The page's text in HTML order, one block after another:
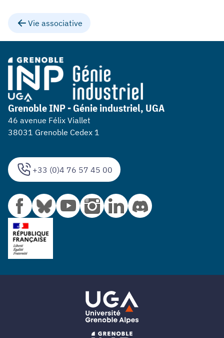
Vie associative
+33 (0)4 76 57 45 00
Grenoble INP - Génie industriel, UGA
46 avenue Félix Viallet
38031 Grenoble Cedex 1